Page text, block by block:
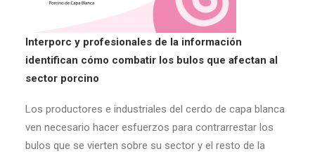
Interporc y profesionales de la información
identifican cómo combatir los bulos que afectan al
sector porcino
Los productores e industriales del cerdo de capa blanca
ven necesario hacer esfuerzos para contrarrestar los
bulos que se vierten sobre su sector y el resto de la